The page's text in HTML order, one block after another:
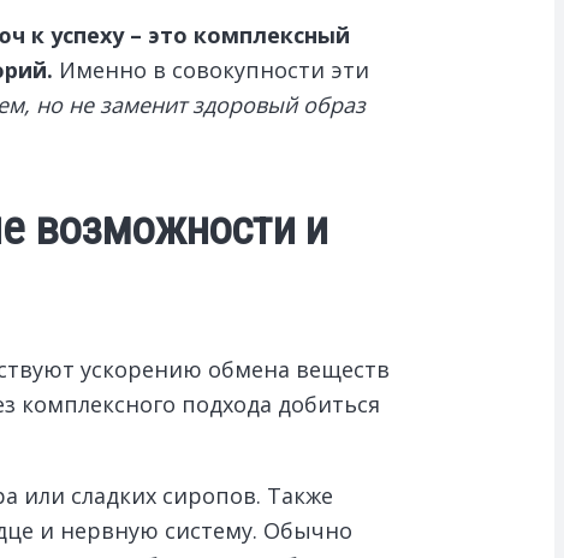
к успеху – это комплексный
Именно в совокупности эти
но не заменит здоровый образ
возможности и
ускорению обмена веществ
комплексного подхода добиться
или сладких сиропов. Также
и нервную систему. Обычно